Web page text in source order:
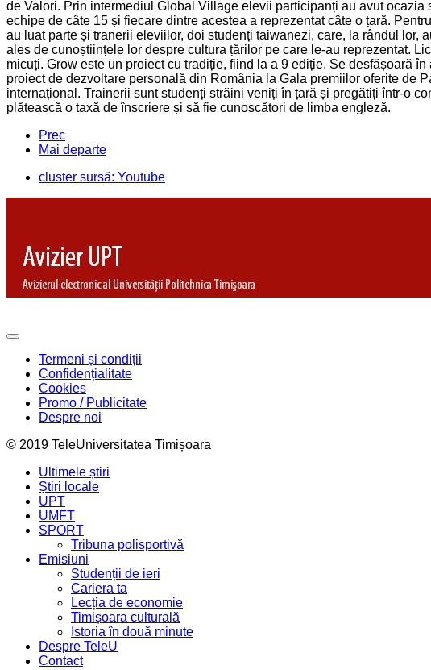
de Valori. Prin intermediul Global Village elevii participanți au avut
echipe de câte 15 și fiecare dintre acestea a reprezentat câte o țară.
au luat parte și tranerii eleviilor, doi studenți taiwanezi, care, la rândul
ales de cunoștiințele lor despre cultura țărilor pe care le-au reprezentat.
micuți. Grow este un proiect cu tradiție, fiind la a 9 ediție. Se desfășoară
proiect de dezvoltare personală din România la Gala premiilor oferite de
internațional. Trainerii sunt studenți străini veniți în țară și pregătiți într-o
plătească o taxă de înscriere și să fie cunoscători de limba engleză.
Prec
Mai departe
cluster sursă: Youtube
Termeni și condiții
Confidențialitate
Cookies
Promo / Publicitate
Despre noi
© 2019 TeleUniversitatea Timișoara
Ultimele știri
Știri locale
UPT
UMFT
SPORT
Tribuna polisportivă
Emisiuni
Studenții de ieri
Cariera ta
Lecția de economie
Timișoara culturală
Istoria în două minute
Despre TeleU
Contact